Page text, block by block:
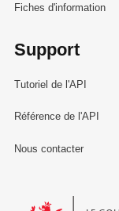
Fiches d'information
Support
Tutoriel de l'API
Référence de l'API
Nous contacter
Le Gouvernement